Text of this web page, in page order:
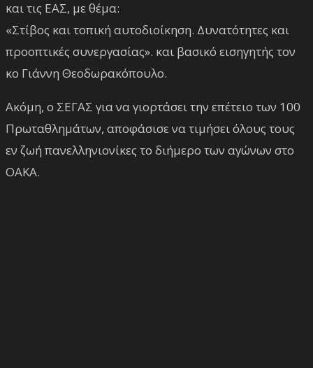
και τις ΕΑΣ, με θέμα:
«Στίβος και τοπική αυτοδιοίκηση. Δυνατότητες και
προοπτικές συνεργασίας». και βασικό εισηγητής τον
κο Γιάννη Θεοδωρακόπουλο.
Ακόμη, ο ΣΕΓΑΣ για να γιορτάσει την επέτειο των 100
Πρωταθλημάτων, αποφάσισε να τιμήσει όλους τους
εν ζωή πανελληνιονίκες το διήμερο των αγώνων στο
ΟΑΚΑ.